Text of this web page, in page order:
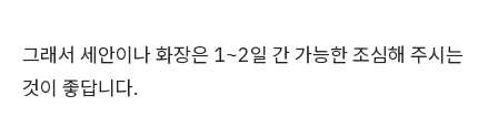
그래서 세안이나 화장은 1~2일 간 가능한 조심해 주시는
것이 좋답니다.